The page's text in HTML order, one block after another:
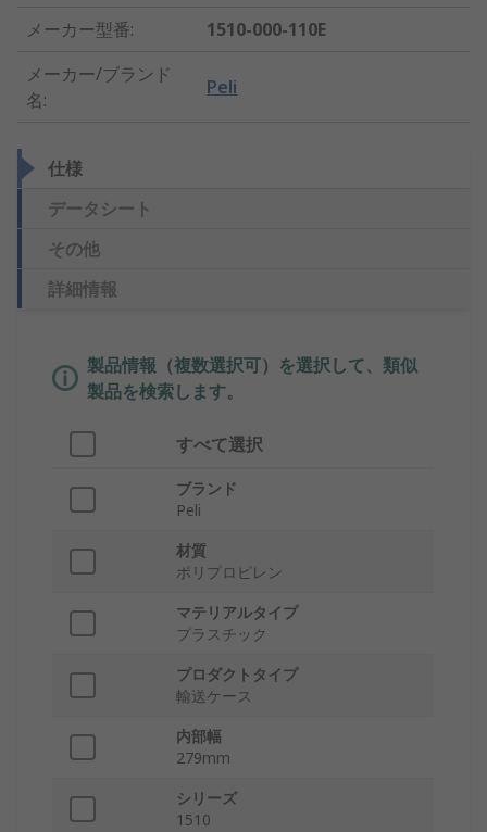
メーカー型番:
1510-000-110E
メーカー/ブランド
名:
Peli
仕様
データシート
その他
詳細情報
製品情報（複数選択可）を選択して、類似
製品を検索します。
すべて選択
ブランド
Peli
材質
ポリプロピレン
マテリアルタイプ
プラスチック
プロダクトタイプ
輸送ケース
内部幅
279mm
シリーズ
1510